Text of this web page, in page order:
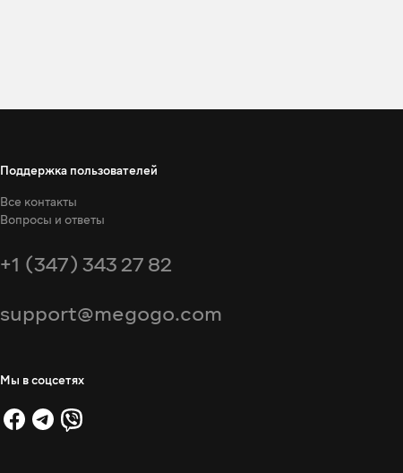
Поддержка пользователей
Все контакты
Вопросы и ответы
+1 (347) 343 27 82
support@megogo.com
Мы в соцсетях